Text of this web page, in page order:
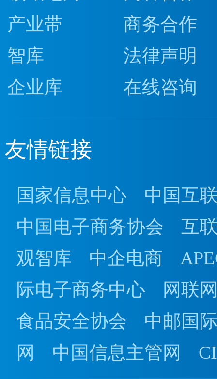
产业带
智库
企业库
商务合作
法律声明
在线咨询
友情链接
国家信息中心
中国互
中国电子商务协会
互
观智库
中企电商
际电子商务中心
网联
食品安全协会
中邮国
网
中国信息主管网